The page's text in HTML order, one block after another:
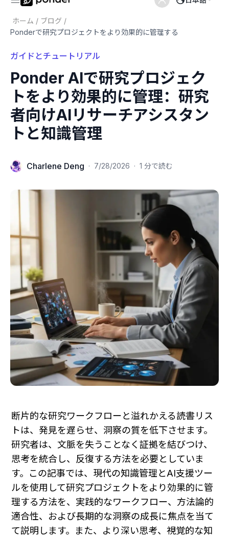
ホーム / ブログ /
Ponderで研究プロジェクトをより効果的に管理する
ガイドとチュートリアル
Ponder AIで研究プロジェク
トをより効果的に管理：研究
者向けAIリサーチアシスタン
トと知識管理
Charlene Deng · 7/28/2026 · 1 分で読む
断片的な研究ワークフローと溢れかえる読書リス
トは、発見を遅らせ、洞察の質を低下させます。
研究者は、文脈を失うことなく証拠を結びつけ、
思考を統合し、反復する方法を必要としていま
す。この記事では、現代の知識管理とAI支援ツー
ルを使用して研究プロジェクトをより効果的に管
理する方法を、実践的なワークフロー、方法論的
適合性、および長期的な洞察の成長に焦点を当て
て説明します。また、より深い思考、視覚的な知